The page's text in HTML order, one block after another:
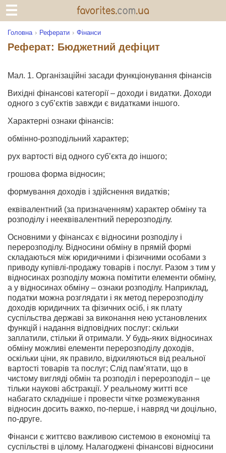
Головна Реферати Фінанси
Реферат: Бюджетний дефіцит
Мал. 1. Організаційні засади функціонування фінансів
Вихідні фінансові категорії – доходи і видатки. Доходи
одного з суб’єктів завжди є видатками іншого.
Характерні ознаки фінансів:
обмінно-розподільний характер;
рух вартості від одного суб’єкта до іншого;
грошова форма відносин;
формування доходів і здійснення видатків;
еквівалентний (за призначенням) характер обміну та
розподі­лу і нееквівалентний перерозподілу.
Основними у фінансах є відносини розподілу і
перерозподілу. Відносини обміну в прямій формі
складаються між юридичними і фізичними особами з
приводу купівлі-продажу товарів і послуг. Ра­зом з тим у
відносинах розподілу можна помітити елементи обміну,
а у відносинах обміну – ознаки розподілу. Наприклад,
податки мож­на розглядати і як метод перерозподілу
доходів юридичних та фі­зичних осіб, і як плату
суспільства державі за виконання нею уста­новлених
функцій і надання відповідних послуг: скільки
заплатили, стільки й отримали. У будь-яких відносинах
обміну можливі елементи перерозподілу доходів,
оскільки ціни, як правило, відхиляються від ре­альної
вартості товарів та послуг; Слід пам’ятати, що в
чистому вигляді обмін та розподіл і перерозподіл – це
тільки наукові абстракції. У ре­альному житті все
набагато складніше і провести чітке розмежування
відносин досить важко, по-перше, і навряд чи доцільно,
по-друге.
Фінанси є життєво важливою системою в економіці та
суспіль­стві в цілому. Налагоджені фінансові відносини